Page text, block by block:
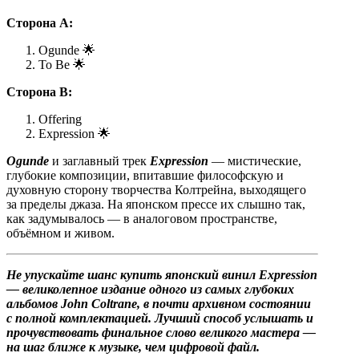
Сторона A:
Ogunde 🌟
To Be 🌟
Сторона B:
Offering
Expression 🌟
Ogunde и заглавный трек Expression — мистические,
глубокие композиции, впитавшие философскую и
духовную сторону творчества Колтрейна, выходящего
за пределы джаза. На японском прессе их слышно так,
как задумывалось — в аналоговом пространстве,
объёмном и живом.
Не упускайте шанс купить японский винил Expression
— великолепное издание одного из самых глубоких
альбомов John Coltrane, в почти архивном состоянии
с полной комплектацией. Лучший способ услышать и
прочувствовать финальное слово великого мастера —
на шаг ближе к музыке, чем цифровой файл.